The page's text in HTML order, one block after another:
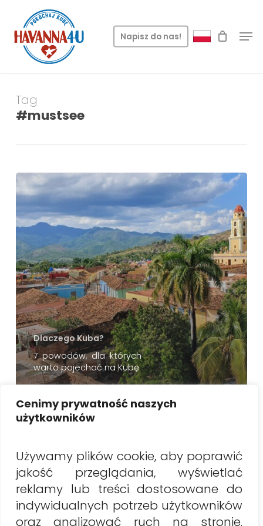
Cenimy prywatność naszych
użytkowników
Używamy plików cookie, aby poprawić
jakość przeglądania, wyświetlać
reklamy lub treści dostosowane do
indywidualnych potrzeb użytkowników
oraz analizować ruch na stronie.
main
content
Napisz do nas!
Tag
#mustsee
Dlaczego Kuba?
7 powodów, dla których
warto pojechać na Kubę
Szukaj
Najnowsze artykuły
Wakacje na Kubie 2026: Co musisz wiedzieć przed
wylotem? (praktyczny przewodnik)